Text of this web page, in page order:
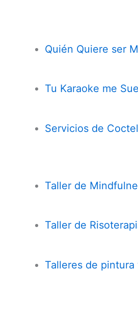
Quién Quiere ser
Tu Karaoke me
Servicios de
Taller de
Taller de
Talleres de pintura